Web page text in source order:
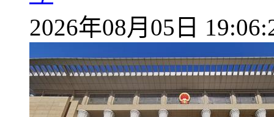
2026年08月05日